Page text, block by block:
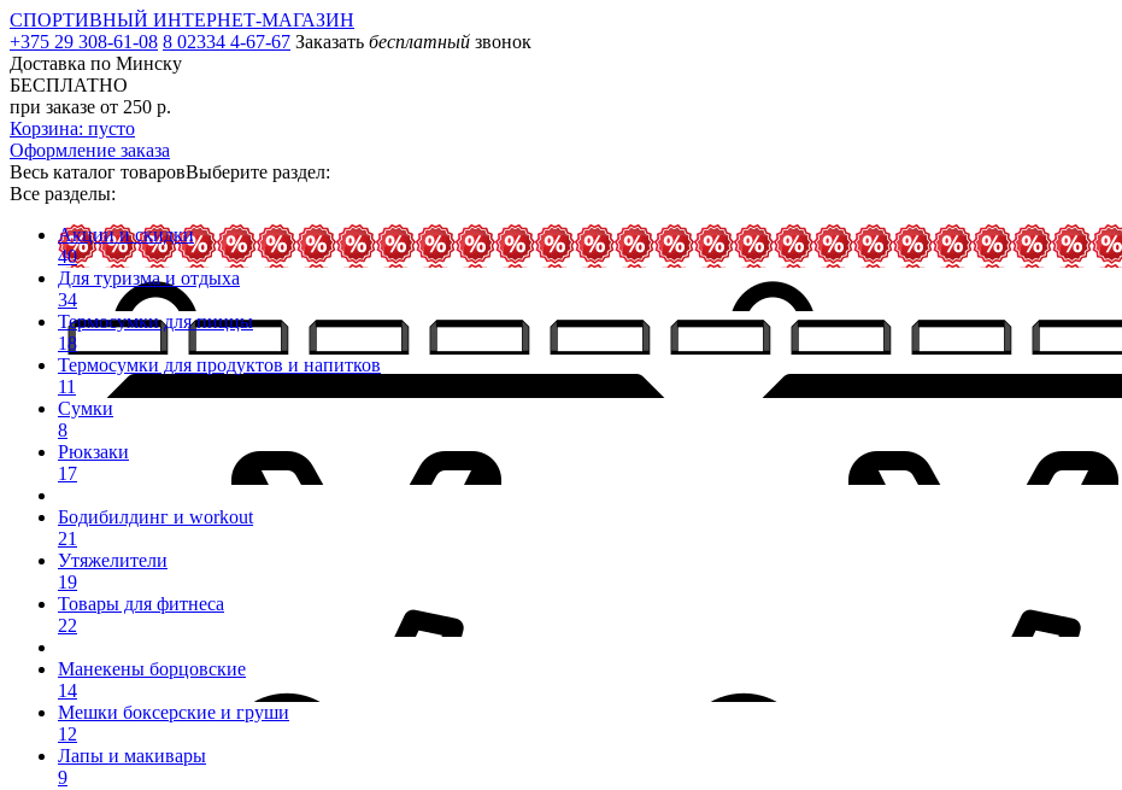
СПОРТИВНЫЙ ИНТЕРНЕТ-МАГАЗИН
+375 29 308-61-08 8 02334 4-67-67 Заказать бесплатный звонок
Доставка по Минску
БЕСПЛАТНО
при заказе от 250 р.
Корзина: пусто
Оформление заказа
Весь каталог товаровВыберите раздел:
Все разделы:
Акции и скидки
40
Для туризма и отдыха
34
Термосумки для пиццы
18
Термосумки для продуктов и напитков
11
Сумки
8
Рюкзаки
17
Бодибилдинг и workout
21
Утяжелители
19
Товары для фитнеса
22
Манекены борцовские
14
Мешки боксерские и груши
12
Лапы и макивары
9